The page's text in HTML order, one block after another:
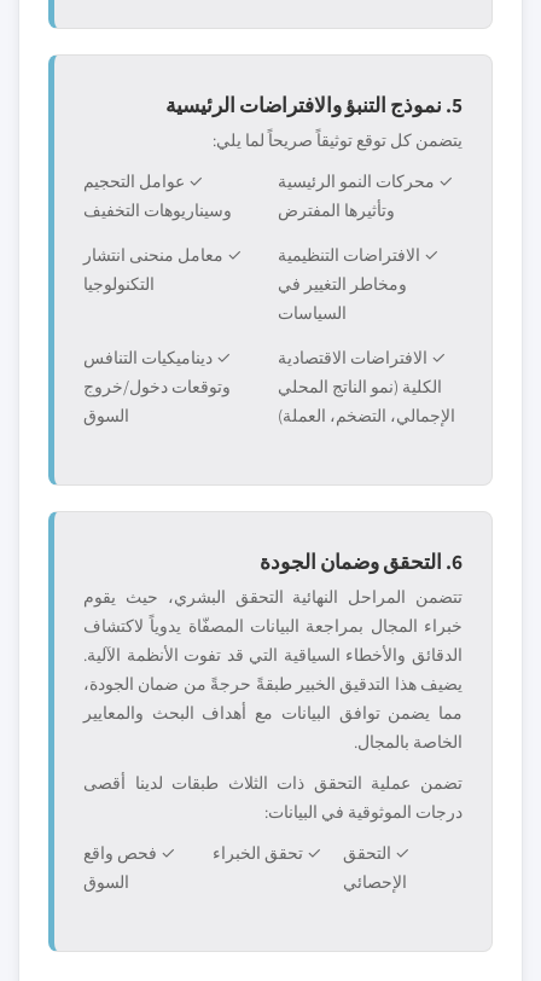
5. نموذج التنبؤ والافتراضات الرئيسية
يتضمن كل توقع توثيقاً صريحاً لما يلي:
✓ محركات النمو الرئيسية
وتأثيرها المفترض
✓ عوامل التحجيم
وسيناريوهات التخفيف
✓ الافتراضات التنظيمية
ومخاطر التغيير في
السياسات
✓ معامل منحنى انتشار
التكنولوجيا
✓ الافتراضات الاقتصادية
الكلية (نمو الناتج المحلي
الإجمالي، التضخم، العملة)
✓ ديناميكيات التنافس
وتوقعات دخول/خروج
السوق
6. التحقق وضمان الجودة
تتضمن المراحل النهائية التحقق البشري، حيث يقوم
خبراء المجال بمراجعة البيانات المصفّاة يدوياً لاكتشاف
الدقائق والأخطاء السياقية التي قد تفوت الأنظمة الآلية.
يضيف هذا التدقيق الخبير طبقةً حرجةً من ضمان الجودة،
مما يضمن توافق البيانات مع أهداف البحث والمعايير
الخاصة بالمجال.
تضمن عملية التحقق ذات الثلاث طبقات لدينا أقصى
درجات الموثوقية في البيانات:
✓ التحقق
الإحصائي
✓ تحقق الخبراء
✓ فحص واقع
السوق